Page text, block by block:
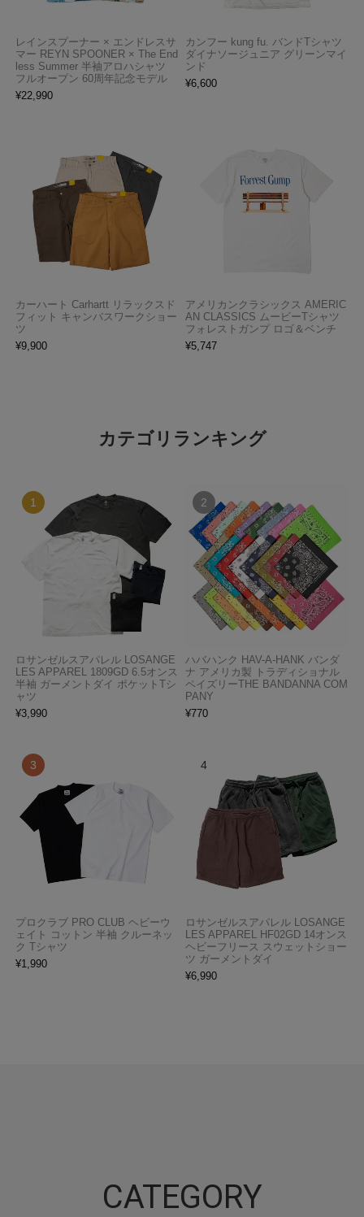
レインスプーナー × エンドレスサ
マー REYN SPOONER × The End
less Summer 半袖アロハシャツ
フルオープン 60周年記念モデル
¥22,990
カンフー kung fu. バンドTシャツ
ダイナソージュニア グリーンマイ
ンド
¥6,600
カーハート Carhartt リラックスド
フィット キャンバスワークショー
ツ
¥9,900
アメリカンクラシックス AMERIC
AN CLASSICS ムービーTシャツ
フォレストガンプ ロゴ＆ベンチ
¥5,747
カテゴリランキング
ロサンゼルスアパレル LOSANGE
LES APPAREL 1809GD 6.5オンス
半袖 ガーメントダイ ポケットTシ
ャツ
¥3,990
ハバハンク HAV-A-HANK バンダ
ナ アメリカ製 トラディショナル
ペイズリーTHE BANDANNA COM
PANY
¥770
プロクラブ PRO CLUB ヘビーウ
ェイト コットン 半袖 クルーネッ
ク Tシャツ
¥1,990
ロサンゼルスアパレル LOSANGE
LES APPAREL HF02GD 14オンス
ヘビーフリース スウェットショー
ツ ガーメントダイ
¥6,990
CATEGORY